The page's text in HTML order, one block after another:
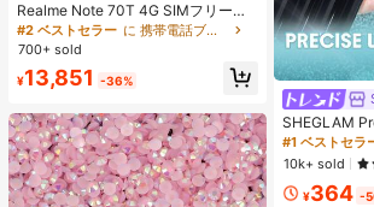
Realme Note 70T 4G SIMフリー携
帯電話 4GB+64GB/4GB+128GB/4G
B+256GB グローバル版 4G LTE、A
カメラ、90Hz ディスプレイ モバイ
ルフォン プラスライト、6000mAh
大容量バッテリー、15W 急速充電、
オクタコアチップセット、アダプタ
ーなし、ベトナムでSIMロック
#2 ベストセラー
に 携帯電話ブランド 携帯電話
700+ sold
¥13,851 -36%
SHEGLAM
ープルーフ
ack 女性と女
ビューティー
#1 ベストセラ
10k+ sold
¥364 -